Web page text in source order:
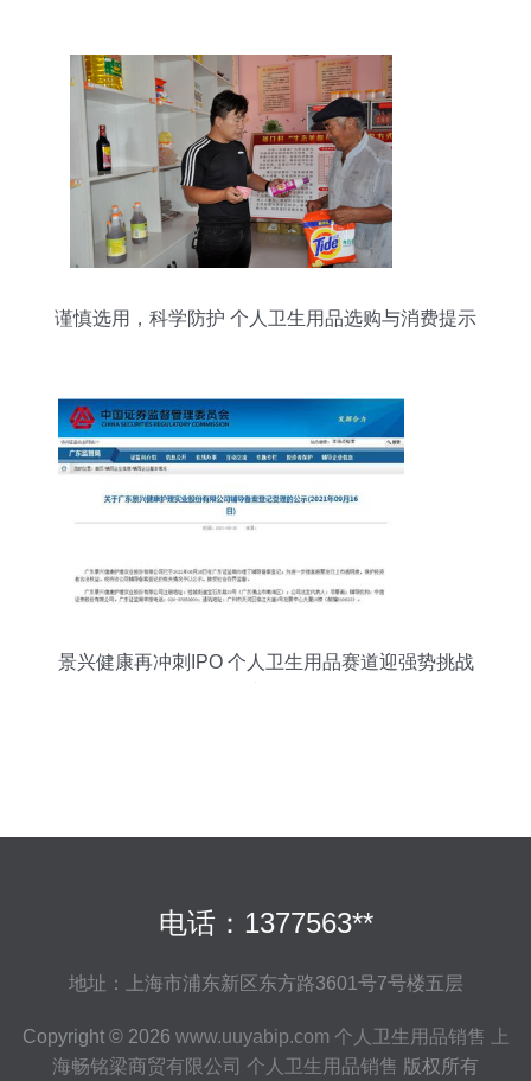
谨慎选用，科学防护 个人卫生用品选购与消费提示
景兴健康再冲刺IPO 个人卫生用品赛道迎强势挑战
电话：1377563**
地址：上海市浦东新区东方路3601号7号楼五层
Copyright © 2026 www.uuyabip.com 个人卫生用品销售
上
海畅铭梁商贸有限公司 个人卫生用品销售 版权所有